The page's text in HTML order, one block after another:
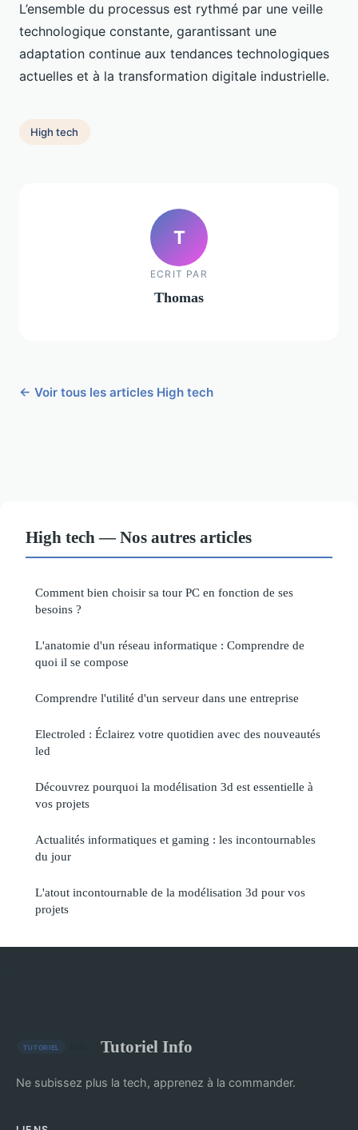
L’ensemble du processus est rythmé par une veille
technologique constante, garantissant une
adaptation continue aux tendances technologiques
actuelles et à la transformation digitale industrielle.
High tech
T
ECRIT PAR
Thomas
← Voir tous les articles High tech
High tech — Nos autres articles
Comment bien choisir sa tour PC en fonction de ses
besoins ?
L'anatomie d'un réseau informatique : Comprendre de
quoi il se compose
Comprendre l'utilité d'un serveur dans une entreprise
Electroled : Éclairez votre quotidien avec des nouveautés
led
Découvrez pourquoi la modélisation 3d est essentielle à
vos projets
Actualités informatiques et gaming : les incontournables
du jour
L'atout incontournable de la modélisation 3d pour vos
projets
Tutoriel Info
Ne subissez plus la tech, apprenez à la commander.